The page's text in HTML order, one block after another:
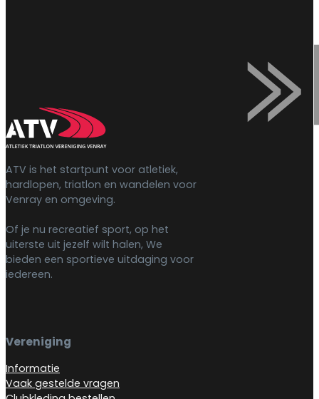
ATV is het startpunt voor atletiek,
hardlopen, triatlon en wandelen voor
Venray en omgeving.
Of je nu recreatief sport, op het
uiterste uit jezelf wilt halen, We
bieden een sportieve uitdaging voor
iedereen.
Vereniging
Informatie
Vaak gestelde vragen